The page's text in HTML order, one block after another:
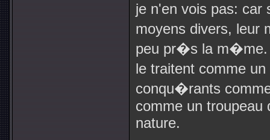
je n'en vois pas:
moyens divers,
peu pr�s la m�me.
le traitent comme
conqu�rants
comme un troupeau
nature.